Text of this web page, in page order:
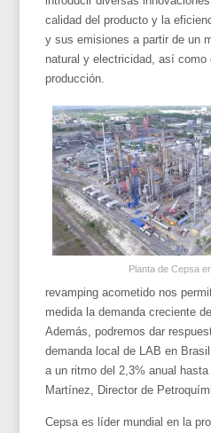
calidad del producto y la
y sus emisiones a partir de un
natural y electricidad, así
producción.
Planta de Cepsa
revamping acometido nos
medida la demanda creciente
Además, podremos dar
demanda local de LAB en
a un ritmo del 2,3% anual hasta
Martínez, Director de
Cepsa es líder mundial en la